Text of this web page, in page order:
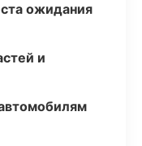
ожидания
и